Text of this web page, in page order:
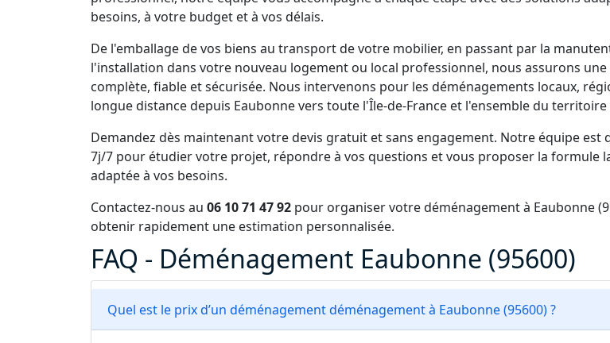
besoins, à votre budget et à vos délais.
De l'emballage de vos biens au transport de votre mobilier, en passant par la
l'installation dans votre nouveau logement ou local professionnel, nous assurons
complète, fiable et sécurisée. Nous intervenons pour les déménagements locaux,
longue distance depuis Eaubonne vers toute l'Île-de-France et l'ensemble du territoire
Demandez dès maintenant votre devis gratuit et sans engagement. Notre équipe est
7j/7 pour étudier votre projet, répondre à vos questions et vous proposer la formule
adaptée à vos besoins.
Contactez-nous au 06 10 71 47 92 pour organiser votre déménagement à Eaubonne
obtenir rapidement une estimation personnalisée.
FAQ - Déménagement Eaubonne (95600)
Quel est le prix d’un déménagement déménagement à Eaubonne (95600) ?